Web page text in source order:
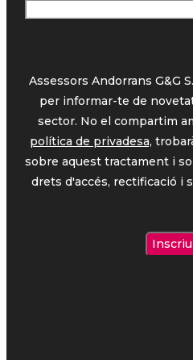
Assessors Andorrans G&G
per informar-te de
sector. No el compartim
política de privadesa,
sobre aquest tractament i
drets d'accés, rectificació i